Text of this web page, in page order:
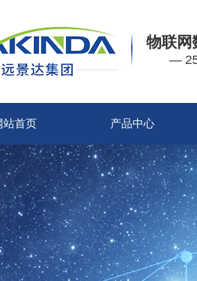
物联网
—
站首页 产品中心